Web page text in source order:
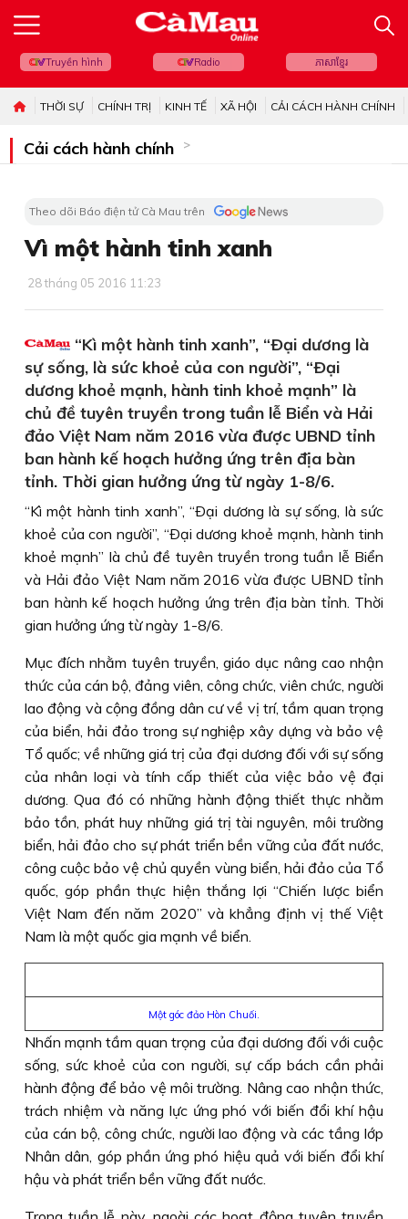
Truyền hình Radio ភាសាខ្មែរ
THỜI SỰ CHÍNH TRỊ KINH TẾ XÃ HỘI CẢI CÁCH HÀNH CHÍNH
Cải cách hành chính
Theo dõi Báo điện tử Cà Mau trên
Vì một hành tinh xanh
28 tháng 05 2016 11:23
“Kì một hành tinh xanh”, “Ðại dương là
sự sống, là sức khoẻ của con người”, “Ðại
dương khoẻ mạnh, hành tinh khoẻ mạnh” là
chủ đề tuyên truyền trong tuần lễ Biển và Hải
đảo Việt Nam năm 2016 vừa được UBND tỉnh
ban hành kế hoạch hưởng ứng trên địa bàn
tỉnh. Thời gian hưởng ứng từ ngày 1-8/6.
“Kì một hành tinh xanh”, “Ðại dương là sự sống, là sức
khoẻ của con người”, “Ðại dương khoẻ mạnh, hành tinh
khoẻ mạnh” là chủ đề tuyên truyền trong tuần lễ Biển
và Hải đảo Việt Nam năm 2016 vừa được UBND tỉnh
ban hành kế hoạch hưởng ứng trên địa bàn tỉnh. Thời
gian hưởng ứng từ ngày 1-8/6.
Mục đích nhằm tuyên truyền, giáo dục nâng cao nhận
thức của cán bộ, đảng viên, công chức, viên chức, người
lao động và cộng đồng dân cư về vị trí, tầm quan trọng
của biển, hải đảo trong sự nghiệp xây dựng và bảo vệ
Tổ quốc; về những giá trị của đại dương đối với sự sống
của nhân loại và tính cấp thiết của việc bảo vệ đại
dương. Qua đó có những hành động thiết thực nhằm
bảo tồn, phát huy những giá trị tài nguyên, môi trường
biển, hải đảo cho sự phát triển bền vững của đất nước,
công cuộc bảo vệ chủ quyền vùng biển, hải đảo của Tổ
quốc, góp phần thực hiện thắng lợi “Chiến lược biển
Việt Nam đến năm 2020” và khẳng định vị thế Việt
Nam là một quốc gia mạnh về biển.
Một góc đảo Hòn Chuối.
Nhấn mạnh tầm quan trọng của đại dương đối với cuộc
sống, sức khoẻ của con người, sự cấp bách cần phải
hành động để bảo vệ môi trường. Nâng cao nhận thức,
trách nhiệm và năng lực ứng phó với biến đổi khí hậu
của cán bộ, công chức, người lao động và các tầng lớp
Nhân dân, góp phần ứng phó hiệu quả với biến đổi khí
hậu và phát triển bền vững đất nước.